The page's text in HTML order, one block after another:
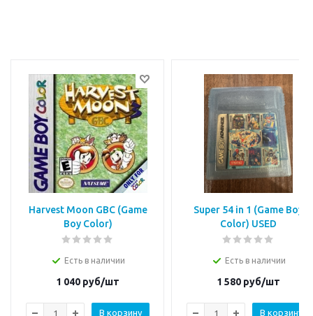
Harvest Moon GBC (Game
Boy Color)
Есть в наличии
1 040 руб/шт
В корзину
Super 54 in 1 (Game Boy
Color) USED
Есть в наличии
1 580 руб/шт
В корзину